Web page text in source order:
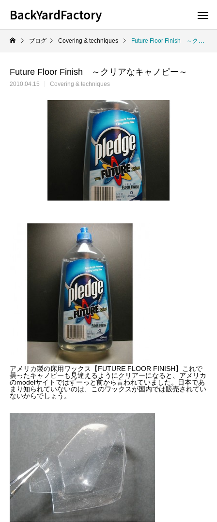
BackYardFactory
ブログ Covering & techniques Future Floor Finish ～クリアなキャノピー～
Future Floor Finish ～クリアなキャノピー～
2010.04.15 Covering & techniques
アメリカ製の床用ワックス【FUTURE FLOOR FINISH】これで
曇ったキャノピーも見違えるようにクリアーになると、アメリカ
のmodelサイトではずーっと前から言われていました。日本であ
まり知られていないのは、このワックスが国内では販売されてい
ないからでしょう。